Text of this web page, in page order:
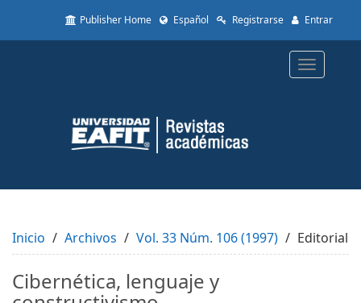
to
Content
Sidebar
Publisher Home Español Registrarse Entrar
Toggle
Inicio Archivos Vol. 33 Núm. 106 (1997) Editorial
Cibernética, lenguaje y